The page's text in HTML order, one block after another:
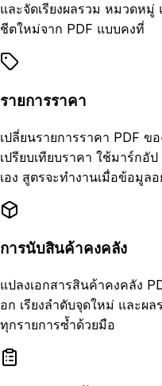
และจัดเรียงผลรวม หมวดหมู่
ชีตใหม่จาก PDF แบบคงที่
รายการราคา
เปลี่ยนรายการราคา PDF ข
เปรียบเทียบราคา ใช้มาร์ก
เอง สูตรจะทำงานเมื่อข้อมูล
การนับสินค้าคงคลัง
แปลงเอกสารสินค้าคงคลัง
อก เรียงลำดับจุดใหม่ และผ
ทุกรายการซ้ำด้วยมือ